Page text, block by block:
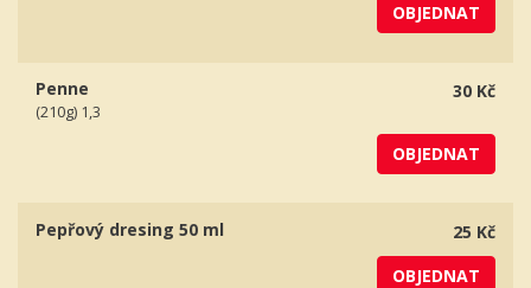
OBJEDNAT
30 Kč
Penne
(210g) 1,3
OBJEDNAT
25 Kč
Pepřový dresing 50 ml
OBJEDNAT